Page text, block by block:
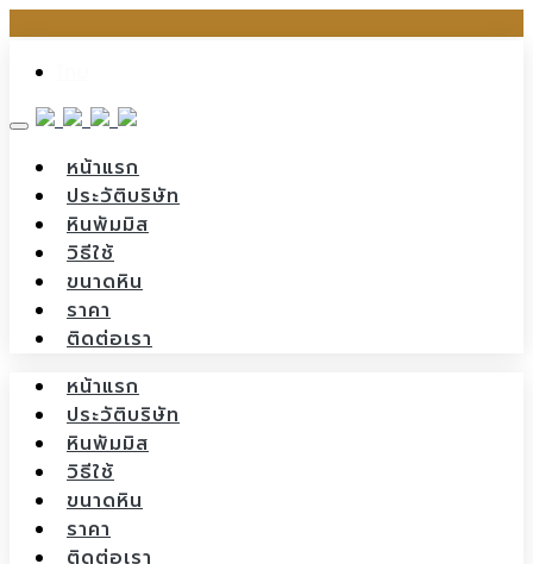
content
หน้าแรก
ประวัติบริษัท
หินพัมมิส
วิธีใช้
ขนาดหิน
ราคา
ติดต่อเรา
หน้าแรก
ประวัติบริษัท
หินพัมมิส
วิธีใช้
ขนาดหิน
ราคา
ติดต่อเรา